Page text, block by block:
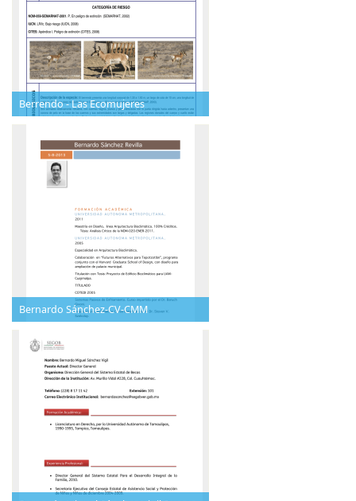
Berrendo - Las Ecomujeres
Bernardo Sánchez-CV-CMM